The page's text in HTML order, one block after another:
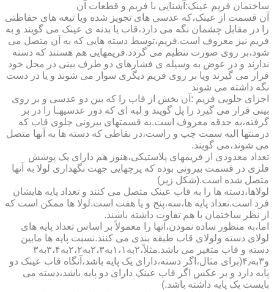
ساختمان فریم عینک:آشنایی با فریم و قطعات آن
آن قسمت از عینک،که عدسی های تجویز شده ویا تیغه های حفاظتی
را در مقابل چشمان نگه می دارد،قاب یا بدنه ی عینک می گویند و به
فریم نیز معروف است.فریم،توسط دسته هایی که به آن متصل می
شود،بر روی صورت تنظیم می گردد.فریمهایی هم هستند که دسته
ندارند و در عوض به وسیله ی فشارهای دو طرف بینی در محل خود
قرار می گیرند ویا بر روی فریم دیگری سوار می شوند و یا در دست
نگه داشته می شوند
اجزای جلویی فریم :آن بخش از قاب را که بین دو عدسی و بر روی
بینی قرار می گیرد را پل گویند و لبه ای که دور عدسیهـا را در بر
گرفته،به حدقه معروف است.به قسمتهای بیرونی جلوی قاب که
درمنتها الیه سمت چپ و راست،در نقاطی که دسته ها به آنها متصل
می شوند،می گویند.
تعداد معدودی از فریمهای پلاستیکی،هنوز هم دارای یک پوشش
فلزی در قسمت بیرونی بوده که پرچهایی جهت نگهداری لولا به آنها
متصل شده است.(شکل زیر)
لولاها،دسته ها را به قاب عینک متصل می کنند و تعداد پایه هایشان
فرد است.تعداد پایه ها،سه،پنج و یا هفت است.لولا ها ممکن است که
از نظر ساختمان با هم تفاوت داشته باشند.
اما،به منظور ساده نمودن،آنها را معمولاً بر اساس تعداد پایه های
لولای دسته ولولای قاب طبقه بندی می کنند.نسبت پایه ها مابین
دسته و قاب متغیر می باشد.مثلاً،۲به۱،۱به۲،۳به۲،۲به۳،۴به۳
و۳به۴٫(برای مثال،اگر دسته،دارای یک پایه باشد،آنگاه قاب عینک دو
پایه دارد و بر عکس اگر قاب عینک دارای دو پایه باشد،دسته می
بایست یک پایه داشته باشد.)